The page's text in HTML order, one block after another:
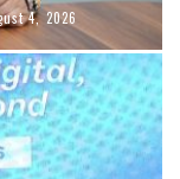
4, 2026